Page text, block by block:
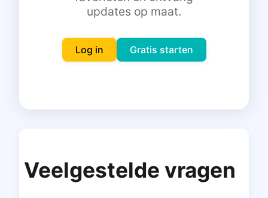
Inloggen
Gratis starten
updates op maat.
Log in Gratis starten
Veelgestelde vragen